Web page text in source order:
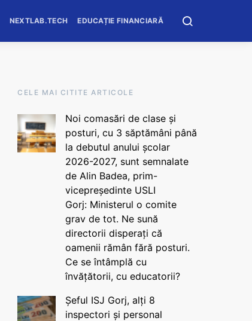
NEXTLAB.TECH EDUCAȚIE FINANCIARĂ
CELE MAI CITITE ARTICOLE
Noi comasări de clase și
posturi, cu 3 săptămâni până
la debutul anului școlar
2026-2027, sunt semnalate
de Alin Badea, prim-
vicepreședinte USLI
Gorj: Ministerul o comite
grav de tot. Ne sună
directorii disperați că
oamenii rămân fără posturi.
Ce se întâmplă cu
învățătorii, cu educatorii?
Șeful ISJ Gorj, alți 8
inspectori și personal